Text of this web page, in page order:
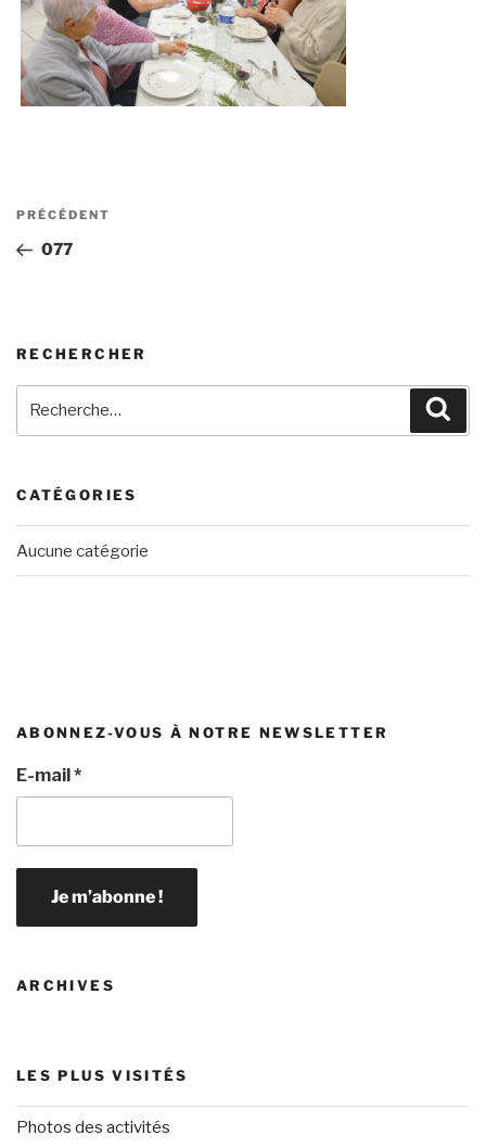
Navigation
l’article
Article
précédent
PRÉCÉDENT
077
RECHERCHER
CATÉGORIES
Aucune catégorie
ABONNEZ-VOUS À NOTRE NEWSLETTER
E-mail*
ARCHIVES
LES PLUS VISITÉS
Photos des activités